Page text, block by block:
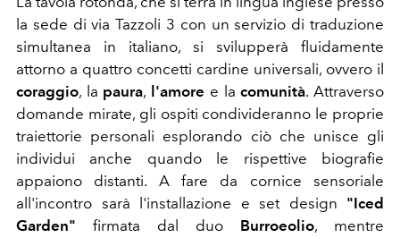
la sede di via Tazzoli 3 con un servizio di traduzione
simultanea in italiano, si svilupperà fluidamente
attorno a quattro concetti cardine universali, ovvero il
coraggio, la paura, l'amore e lacomunità. Attraverso
domande mirate, gli ospiti condivideranno le proprie
traiettorie personali esplorando ciò che unisce gli
individui anche quando le rispettive biografie
appaiono distanti. A fare da cornice sensoriale
all'incontro sarà l'installazione e set design "Iced
Garden" firmata dal duo Burroeolio, mentre